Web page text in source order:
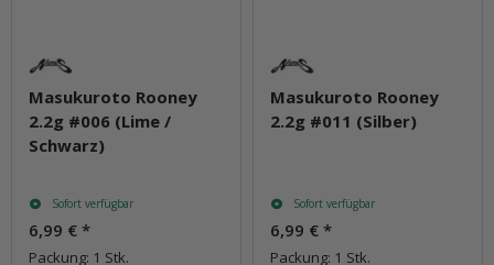
Masukuroto Rooney
2.2g #006 (Lime /
Schwarz)
Sofort verfügbar
6,99 € *
Packung: 1 Stk.
Masukuroto Rooney
2.2g #011 (Silber)
Sofort verfügbar
6,99 € *
Packung: 1 Stk.